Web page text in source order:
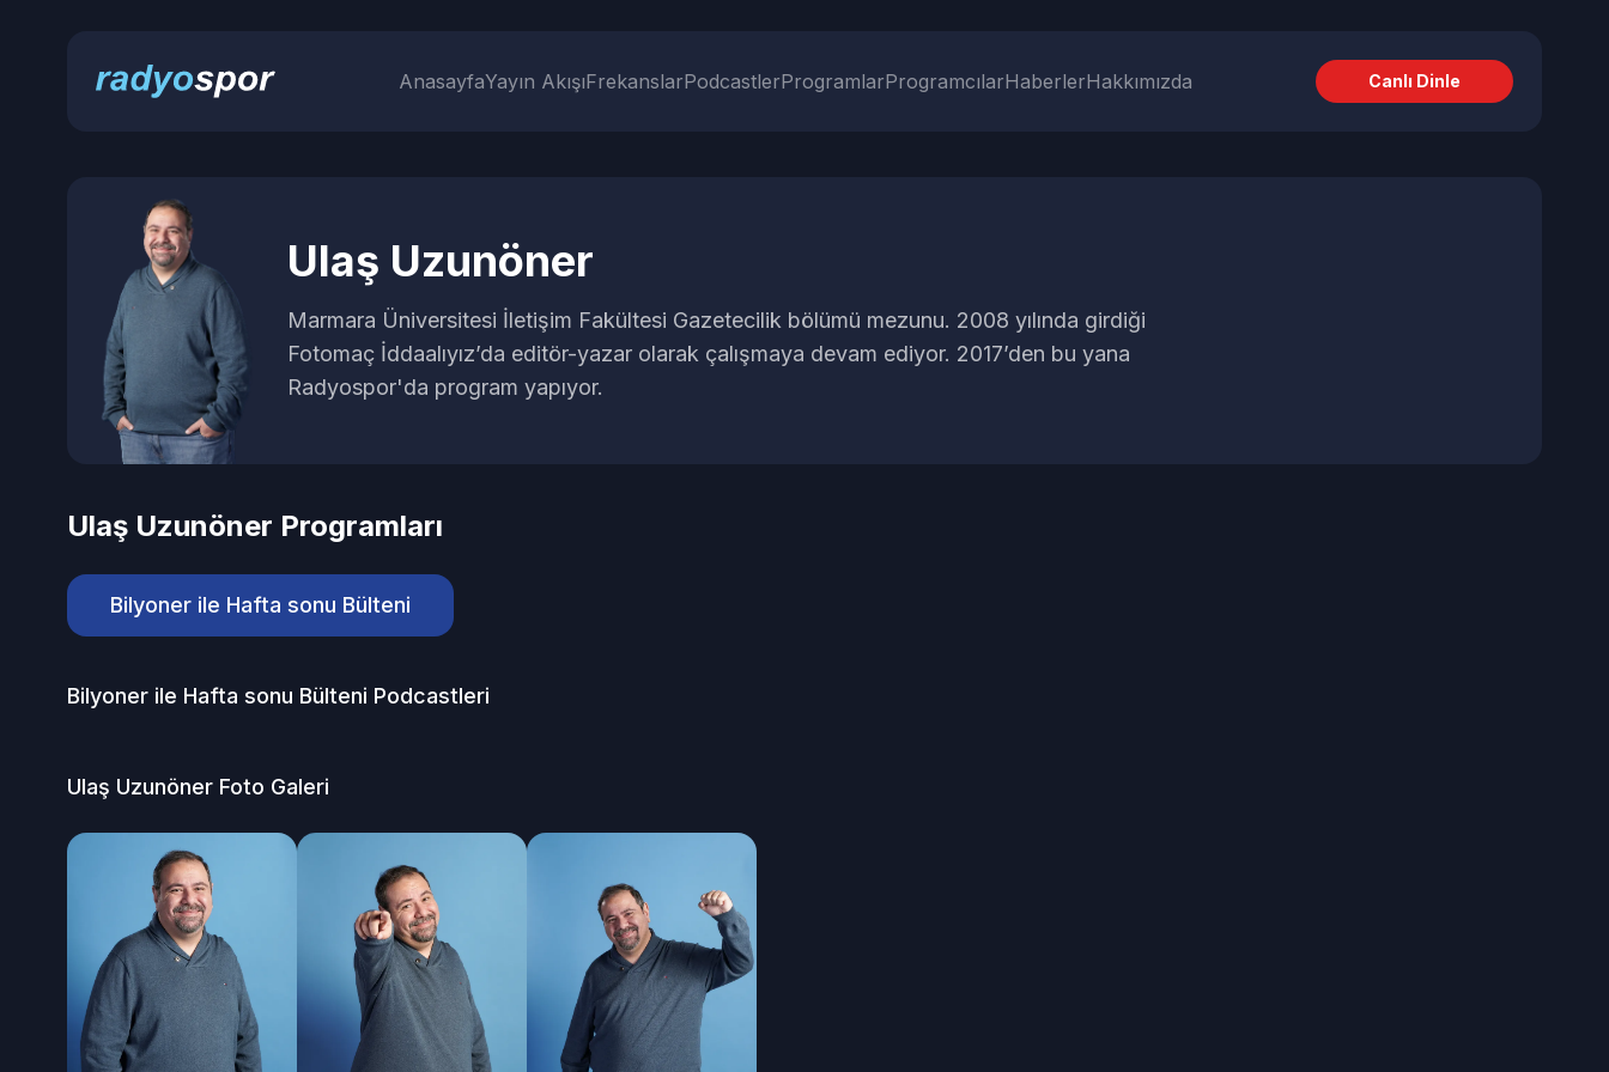
AnasayfaYayın AkışıFrekanslarPodcastlerProgramlarProgramcılarHaberlerHakkımızda Canlı Dinle
Ulaş Uzunöner
Marmara Üniversitesi İletişim Fakültesi Gazetecilik bölümü mezunu. 2008 yılında girdiği
Fotomaç İddaalıyız’da editör-yazar olarak çalışmaya devam ediyor. 2017’den bu yana
Radyospor'da program yapıyor.
Ulaş Uzunöner Programları
Bilyoner ile Hafta sonu Bülteni
Bilyoner ile Hafta sonu Bülteni Podcastleri
Ulaş Uzunöner Foto Galeri